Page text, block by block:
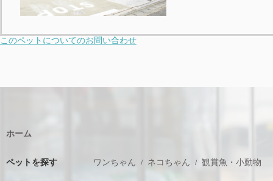
このペットについてのお問い合わせ
ホーム
ペットを探す ワンちゃん ネコちゃん 観賞魚・小動物